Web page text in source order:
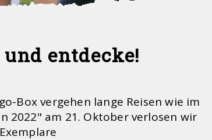
und entdecke!
Box vergehen lange Reisen wie im
2022" am 21. Oktober verlosen wir